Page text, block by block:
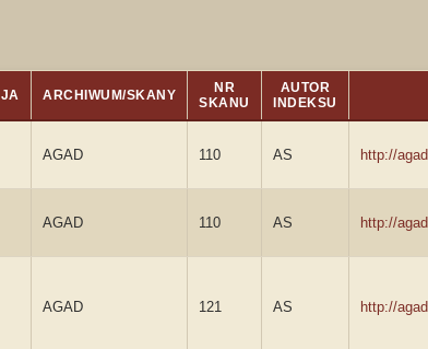
ARCHIWUM/SKANY
NR
SKANU
AUTOR
INDEKSU
AGAD 110 AS http://
AGAD 110 AS http://
AGAD 121 AS http://